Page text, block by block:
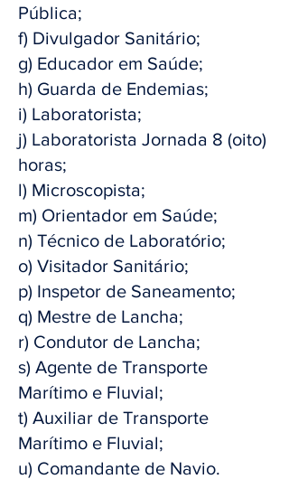
Pública;
f) Divulgador Sanitário;
g) Educador em Saúde;
h) Guarda de Endemias;
i) Laboratorista;
j) Laboratorista Jornada 8 (oito)
horas;
l) Microscopista;
m) Orientador em Saúde;
n) Técnico de Laboratório;
o) Visitador Sanitário;
p) Inspetor de Saneamento;
q) Mestre de Lancha;
r) Condutor de Lancha;
s) Agente de Transporte
Marítimo e Fluvial;
t) Auxiliar de Transporte
Marítimo e Fluvial;
u) Comandante de Navio.